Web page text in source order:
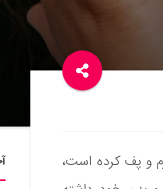
و پف کرده‌ است،